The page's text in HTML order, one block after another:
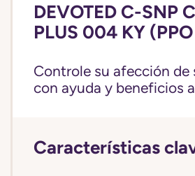
DEVOTED C-SNP
PLUS 004 KY
Controle su afección de
con ayuda y beneficios
Características